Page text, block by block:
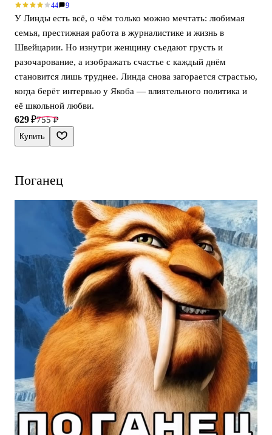
44 9
У Линды есть всё, о чём только можно мечтать: любимая
семья, престижная работа в журналистике и жизнь в
Швейцарии. Но изнутри женщину съедают грусть и
разочарование, а изображать счастье с каждый днём
становится лишь труднее. Линда снова загорается страстью,
когда берёт интервью у Якоба — влиятельного политика и
её школьной любви.
755 ₽
629 ₽
Купить
Поганец